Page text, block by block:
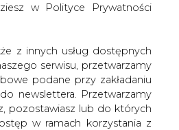
w Polityce Prywatności
z innych usług dostępnych
serwisu, przetwarzamy
podane przy zakładaniu
newslettera. Przetwarzamy
pozostawiasz lub do których
w ramach korzystania z
PALIW
Petrobaltic otrzymał
Bank Polska